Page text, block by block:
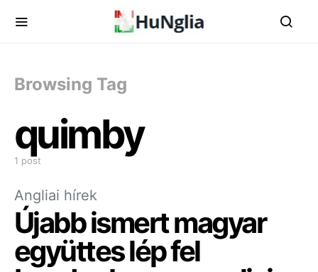
Browsing Tag
quimby
1 post
Angliai hírek
Újabb ismert magyar
együttes lép fel